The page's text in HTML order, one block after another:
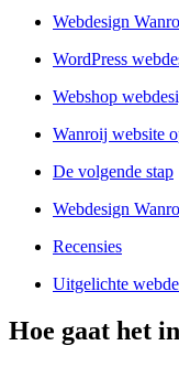
Webdesign
WordPress
Webshop
Wanroij website
De volgende stap
Webdesign
Recensies
Uitgelichte
Hoe gaat het